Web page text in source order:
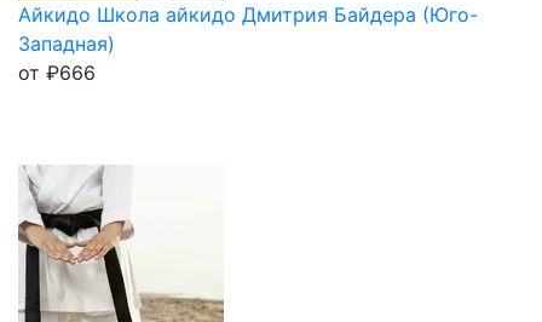
Айкидо Школа айкидо Дмитрия Байдера (Юго-
Западная)
от ₽666